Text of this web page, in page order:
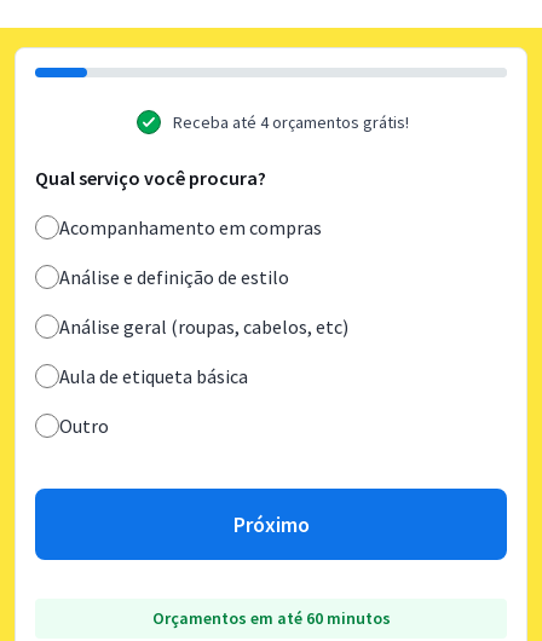
Receba até 4 orçamentos grátis!
Qual serviço você procura?
Acompanhamento em compras
Análise e definição de estilo
Análise geral (roupas, cabelos, etc)
Aula de etiqueta básica
Outro
Próximo
Orçamentos em até 60 minutos